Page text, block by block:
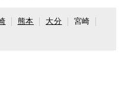
熊本 大分
宮崎